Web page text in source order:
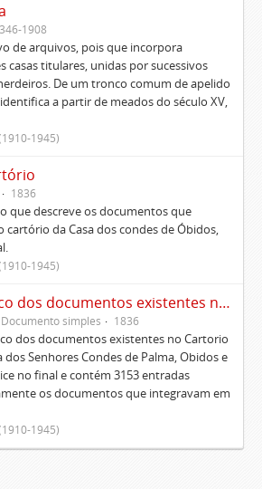
1908
de arquivos, pois que incorpora
casas titulares, unidas por sucessivos
De um tronco comum de apelido
a partir de meados do século XV,
1945)
1836
que descreve os documentos que
cartório da Casa dos condes de Óbidos,
1945)
Sumário alfabético dos documentos existentes no Cartório da Ilustríssima e Excelentíssima Casa dos senhores condes de Palma, Óbidos e Sabugal
Documento simples 1836
dos documentos existentes no Cartorio
dos Senhores Condes de Palma, Obidos e
no final e contém 3153 entradas
os documentos que integravam em
1945)